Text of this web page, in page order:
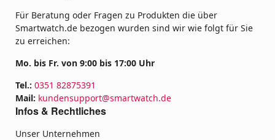
Für Beratung oder Fragen zu Produkten die über
Smartwatch.de bezogen wurden sind wir wie folgt für Sie
zu erreichen:
Mo. bis Fr. von 9:00 bis 17:00 Uhr
Tel.: 0351 82875391
Mail: kundensupport@smartwatch.de
Infos & Rechtliches
Unser Unternehmen